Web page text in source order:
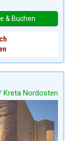
& Buchen
Kreta Nordosten